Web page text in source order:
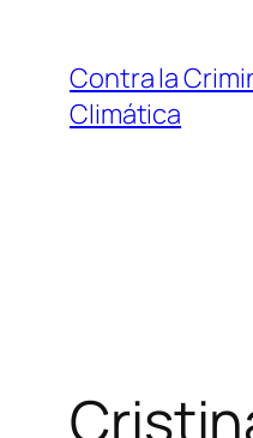
contenido
Contra la
Climática